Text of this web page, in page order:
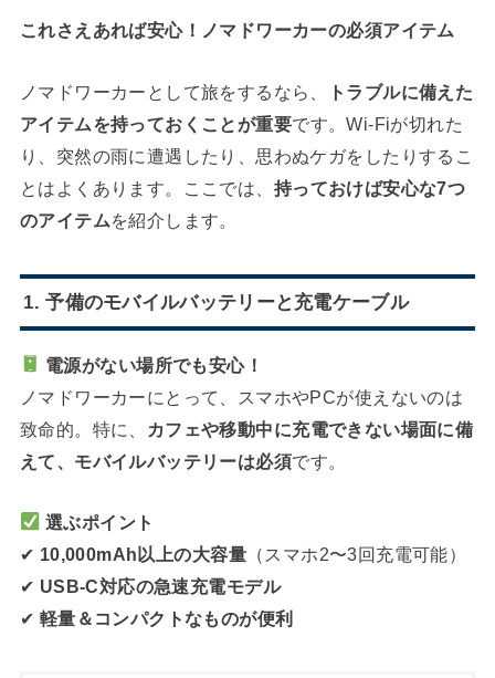
これさえあれば安心！ノマドワーカーの必須アイテム
ノマドワーカーとして旅をするなら、
トラブルに備えた
アイテムを持っておくことが重要です。Wi-Fiが切れた
り、突然の雨に遭遇したり、思わぬケガをしたりするこ
とはよくあります。ここでは、 持っておけば安心な7つ
のアイテムを紹介します。
1. 予備のモバイルバッテリーと充電ケーブル
電源がない場所でも安心！
ノマドワーカーにとって、スマホやPCが使えないのは
致命的。特に、
カフェや移動中に充電できない場面に備
えて、モバイルバッテリーは必須です。
選ぶポイント
✔ 10,000mAh以上の大容量（スマホ2〜3回充電可能）
✔ USB-C対応の急速充電モデル
✔ 軽量＆コンパクトなものが便利